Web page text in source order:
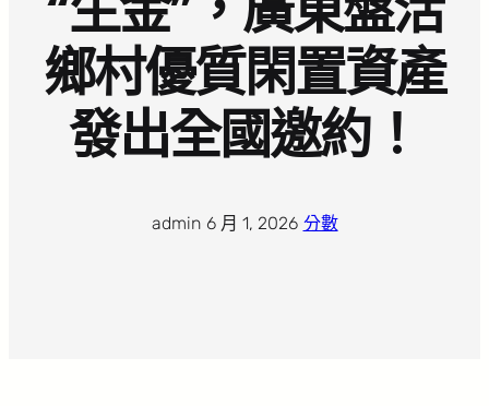
鄉村優質閑置資產
發出全國邀約！
admin· 6 月 1, 2026· 分數